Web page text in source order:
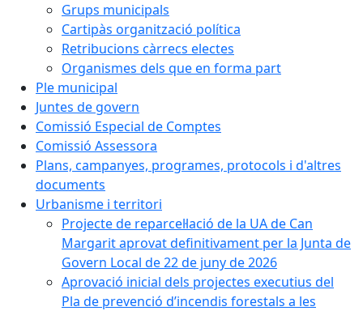
Grups municipals
Cartipàs organització política
Retribucions càrrecs electes
Organismes dels que en forma part
Ple municipal
Juntes de govern
Comissió Especial de Comptes
Comissió Assessora
Plans, campanyes, programes, protocols i d'altres
documents
Urbanisme i territori
Projecte de reparcel·lació de la UA de Can
Margarit aprovat definitivament per la Junta de
Govern Local de 22 de juny de 2026
Aprovació inicial dels projectes executius del
Pla de prevenció d’incendis forestals a les